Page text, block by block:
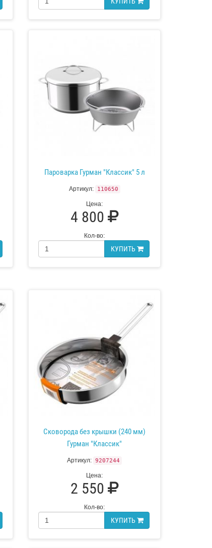
Пароварка Гурман "Классик" 5 л
Артикул: 110650
Цена:
4 800
Кол-во:
КУПИТЬ
Сковорода без крышки (240 мм)
Гурман "Классик"
Артикул: 9207244
Цена:
2 550
Кол-во:
КУПИТЬ